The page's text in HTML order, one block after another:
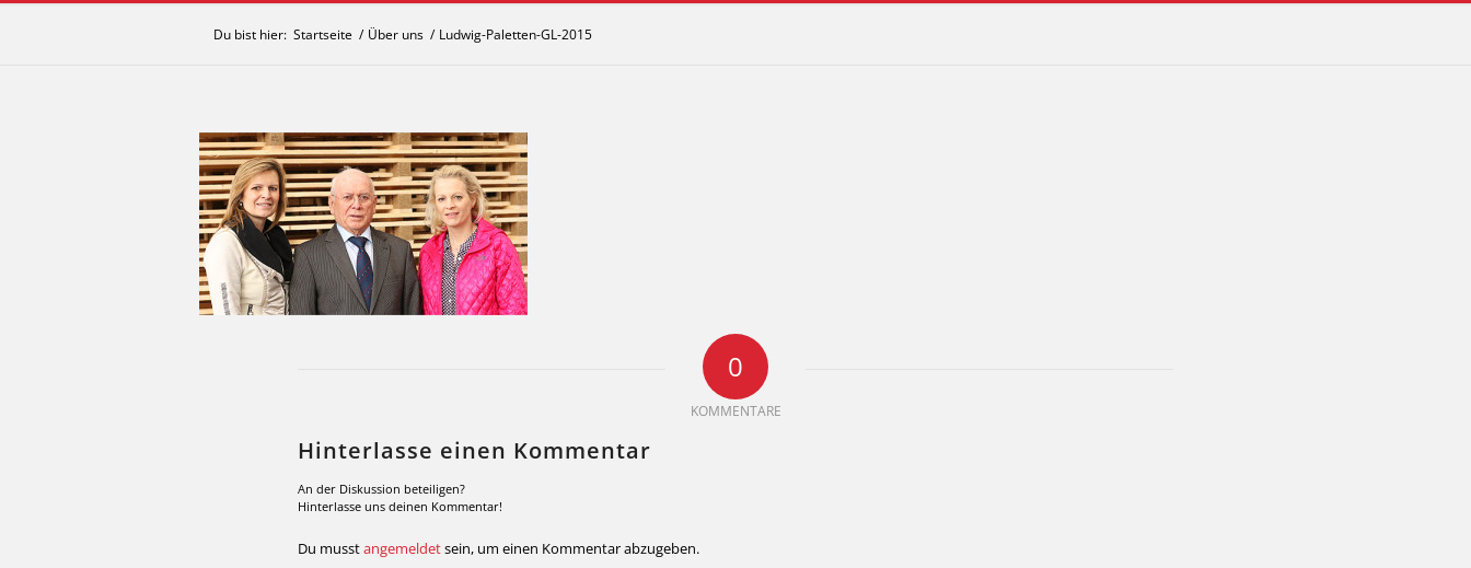
Du bist hier: Startseite / Über uns / Ludwig-Paletten-GL-2015
0
KOMMENTARE
Hinterlasse einen Kommentar
An der Diskussion beteiligen?
Hinterlasse uns deinen Kommentar!
Du musstangemeldetsein, um einen Kommentar abzugeben.